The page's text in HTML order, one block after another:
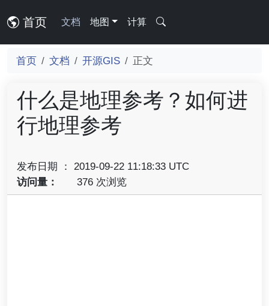
首页 文档 地图 计算
首页 文档 开源GIS 正文
什么是地理参考？如何进
行地理参考
发布日期 ： 2019-09-22 11:18:33 UTC
访问量：
376 次浏览